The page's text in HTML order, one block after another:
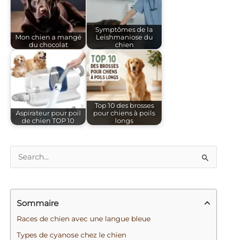
Mon chien a mangé
du chocolat
Symptômes de la
Leishmaniose du
chien
Aspirateur pour poil
de chien TOP 10
Top 10 des brosses
pour chiens à poils
longs
c
Sommaire
Races de chien avec une langue bleue
Types de cyanose chez le chien